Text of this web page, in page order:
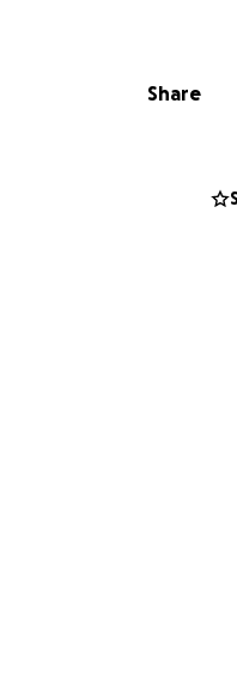
stata riconosciuta
Share